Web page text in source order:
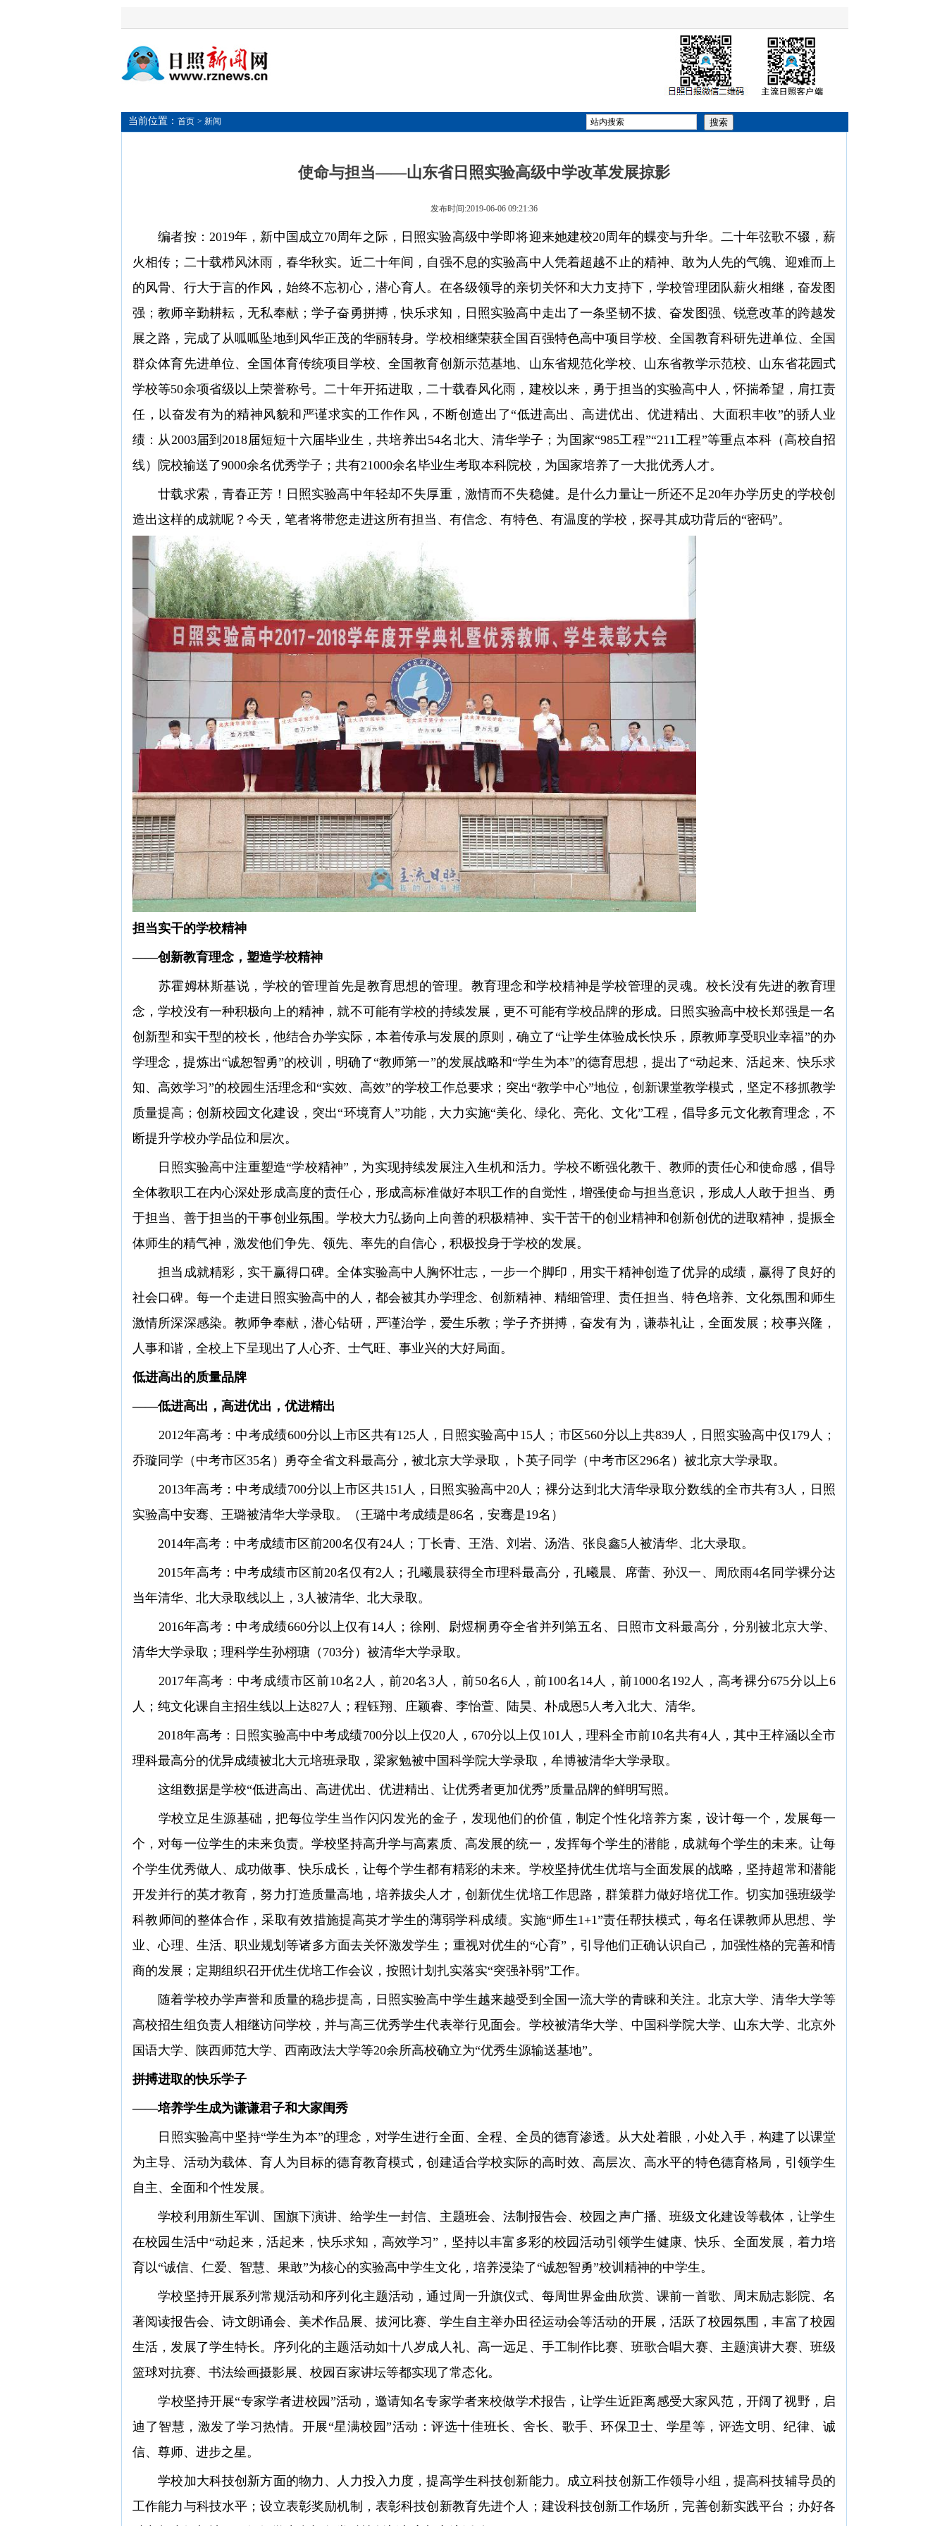
当前位置： 首页 > 新闻 搜索
使命与担当——山东省日照实验高级中学改革发展掠影
发布时间:2019-06-06 09:21:36
编者按：2019年，新中国成立70周年之际，日照实验高级中学即将迎来她建校20周年的蝶变与升华。二十年弦歌不辍，薪
火相传；二十载栉风沐雨，春华秋实。近二十年间，自强不息的实验高中人凭着超越不止的精神、敢为人先的气魄、迎难而上
的风骨、行大于言的作风，始终不忘初心，潜心育人。在各级领导的亲切关怀和大力支持下，学校管理团队薪火相继，奋发图
强；教师辛勤耕耘，无私奉献；学子奋勇拼搏，快乐求知，日照实验高中走出了一条坚韧不拔、奋发图强、锐意改革的跨越发
展之路，完成了从呱呱坠地到风华正茂的华丽转身。学校相继荣获全国百强特色高中项目学校、全国教育科研先进单位、全国
群众体育先进单位、全国体育传统项目学校、全国教育创新示范基地、山东省规范化学校、山东省教学示范校、山东省花园式
学校等50余项省级以上荣誉称号。二十年开拓进取，二十载春风化雨，建校以来，勇于担当的实验高中人，怀揣希望，肩扛责
任，以奋发有为的精神风貌和严谨求实的工作作风，不断创造出了“低进高出、高进优出、优进精出、大面积丰收”的骄人业
绩：从2003届到2018届短短十六届毕业生，共培养出54名北大、清华学子；为国家“985工程”“211工程”等重点本科（高校自招
线）院校输送了9000余名优秀学子；共有21000余名毕业生考取本科院校，为国家培养了一大批优秀人才。
廿载求索，青春正芳！日照实验高中年轻却不失厚重，激情而不失稳健。是什么力量让一所还不足20年办学历史的学校创
造出这样的成就呢？今天，笔者将带您走进这所有担当、有信念、有特色、有温度的学校，探寻其成功背后的“密码”。
担当实干的学校精神
——创新教育理念，塑造学校精神
苏霍姆林斯基说，学校的管理首先是教育思想的管理。教育理念和学校精神是学校管理的灵魂。校长没有先进的教育理
念，学校没有一种积极向上的精神，就不可能有学校的持续发展，更不可能有学校品牌的形成。日照实验高中校长郑强是一名
创新型和实干型的校长，他结合办学实际，本着传承与发展的原则，确立了“让学生体验成长快乐，原教师享受职业幸福”的办
学理念，提炼出“诚恕智勇”的校训，明确了“教师第一”的发展战略和“学生为本”的德育思想，提出了“动起来、活起来、快乐求
知、高效学习”的校园生活理念和“实效、高效”的学校工作总要求；突出“教学中心”地位，创新课堂教学模式，坚定不移抓教学
质量提高；创新校园文化建设，突出“环境育人”功能，大力实施“美化、绿化、亮化、文化”工程，倡导多元文化教育理念，不
断提升学校办学品位和层次。
日照实验高中注重塑造“学校精神”，为实现持续发展注入生机和活力。学校不断强化教干、教师的责任心和使命感，倡导
全体教职工在内心深处形成高度的责任心，形成高标准做好本职工作的自觉性，增强使命与担当意识，形成人人敢于担当、勇
于担当、善于担当的干事创业氛围。学校大力弘扬向上向善的积极精神、实干苦干的创业精神和创新创优的进取精神，提振全
体师生的精气神，激发他们争先、领先、率先的自信心，积极投身于学校的发展。
担当成就精彩，实干赢得口碑。全体实验高中人胸怀壮志，一步一个脚印，用实干精神创造了优异的成绩，赢得了良好的
社会口碑。每一个走进日照实验高中的人，都会被其办学理念、创新精神、精细管理、责任担当、特色培养、文化氛围和师生
激情所深深感染。教师争奉献，潜心钻研，严谨治学，爱生乐教；学子齐拼搏，奋发有为，谦恭礼让，全面发展；校事兴隆，
人事和谐，全校上下呈现出了人心齐、士气旺、事业兴的大好局面。
低进高出的质量品牌
——低进高出，高进优出，优进精出
2012年高考：中考成绩600分以上市区共有125人，日照实验高中15人；市区560分以上共839人，日照实验高中仅179人；
乔璇同学（中考市区35名）勇夺全省文科最高分，被北京大学录取，卜英子同学（中考市区296名）被北京大学录取。
2013年高考：中考成绩700分以上市区共151人，日照实验高中20人；裸分达到北大清华录取分数线的全市共有3人，日照
实验高中安骞、王璐被清华大学录取。（王璐中考成绩是86名，安骞是19名）
2014年高考：中考成绩市区前200名仅有24人；丁长青、王浩、刘岩、汤浩、张良鑫5人被清华、北大录取。
2015年高考：中考成绩市区前20名仅有2人；孔曦晨获得全市理科最高分，孔曦晨、席蕾、孙汉一、周欣雨4名同学裸分达
当年清华、北大录取线以上，3人被清华、北大录取。
2016年高考：中考成绩660分以上仅有14人；徐刚、尉煜桐勇夺全省并列第五名、日照市文科最高分，分别被北京大学、
清华大学录取；理科学生孙栩瑭（703分）被清华大学录取。
2017年高考：中考成绩市区前10名2人，前20名3人，前50名6人，前100名14人，前1000名192人，高考裸分675分以上6
人；纯文化课自主招生线以上达827人；程钰翔、庄颖睿、李怡萱、陆昊、朴成恩5人考入北大、清华。
2018年高考：日照实验高中中考成绩700分以上仅20人，670分以上仅101人，理科全市前10名共有4人，其中王梓涵以全市
理科最高分的优异成绩被北大元培班录取，梁家勉被中国科学院大学录取，牟博被清华大学录取。
这组数据是学校“低进高出、高进优出、优进精出、让优秀者更加优秀”质量品牌的鲜明写照。
学校立足生源基础，把每位学生当作闪闪发光的金子，发现他们的价值，制定个性化培养方案，设计每一个，发展每一
个，对每一位学生的未来负责。学校坚持高升学与高素质、高发展的统一，发挥每个学生的潜能，成就每个学生的未来。让每
个学生优秀做人、成功做事、快乐成长，让每个学生都有精彩的未来。学校坚持优生优培与全面发展的战略，坚持超常和潜能
开发并行的英才教育，努力打造质量高地，培养拔尖人才，创新优生优培工作思路，群策群力做好培优工作。切实加强班级学
科教师间的整体合作，采取有效措施提高英才学生的薄弱学科成绩。实施“师生1+1”责任帮扶模式，每名任课教师从思想、学
业、心理、生活、职业规划等诸多方面去关怀激发学生；重视对优生的“心育”，引导他们正确认识自己，加强性格的完善和情
商的发展；定期组织召开优生优培工作会议，按照计划扎实落实“突强补弱”工作。
随着学校办学声誉和质量的稳步提高，日照实验高中学生越来越受到全国一流大学的青睐和关注。北京大学、清华大学等
高校招生组负责人相继访问学校，并与高三优秀学生代表举行见面会。学校被清华大学、中国科学院大学、山东大学、北京外
国语大学、陕西师范大学、西南政法大学等20余所高校确立为“优秀生源输送基地”。
拼搏进取的快乐学子
——培养学生成为谦谦君子和大家闺秀
日照实验高中坚持“学生为本”的理念，对学生进行全面、全程、全员的德育渗透。从大处着眼，小处入手，构建了以课堂
为主导、活动为载体、育人为目标的德育教育模式，创建适合学校实际的高时效、高层次、高水平的特色德育格局，引领学生
自主、全面和个性发展。
学校利用新生军训、国旗下演讲、给学生一封信、主题班会、法制报告会、校园之声广播、班级文化建设等载体，让学生
在校园生活中“动起来，活起来，快乐求知，高效学习”，坚持以丰富多彩的校园活动引领学生健康、快乐、全面发展，着力培
育以“诚信、仁爱、智慧、果敢”为核心的实验高中学生文化，培养浸染了“诚恕智勇”校训精神的中学生。
学校坚持开展系列常规活动和序列化主题活动，通过周一升旗仪式、每周世界金曲欣赏、课前一首歌、周末励志影院、名
著阅读报告会、诗文朗诵会、美术作品展、拔河比赛、学生自主举办田径运动会等活动的开展，活跃了校园氛围，丰富了校园
生活，发展了学生特长。序列化的主题活动如十八岁成人礼、高一远足、手工制作比赛、班歌合唱大赛、主题演讲大赛、班级
篮球对抗赛、书法绘画摄影展、校园百家讲坛等都实现了常态化。
学校坚持开展“专家学者进校园”活动，邀请知名专家学者来校做学术报告，让学生近距离感受大家风范，开阔了视野，启
迪了智慧，激发了学习热情。开展“星满校园”活动：评选十佳班长、舍长、歌手、环保卫士、学星等，评选文明、纪律、诚
信、尊师、进步之星。
学校加大科技创新方面的物力、人力投入力度，提高学生科技创新能力。成立科技创新工作领导小组，提高科技辅导员的
工作能力与科技水平；设立表彰奖励机制，表彰科技创新教育先进个人；建设科技创新工作场所，完善创新实践平台；办好各